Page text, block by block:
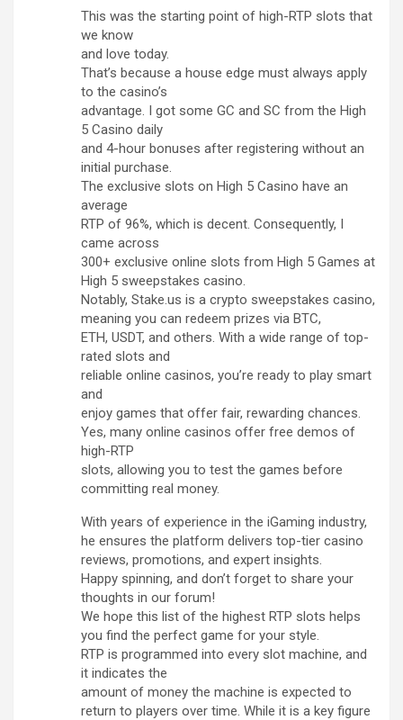
This was the starting point of high-RTP slots that
we know
and love today.
That’s because a house edge must always apply
to the casino’s
advantage. I got some GC and SC from the High
5 Casino daily
and 4-hour bonuses after registering without an
initial purchase.
The exclusive slots on High 5 Casino have an
average
RTP of 96%, which is decent. Consequently, I
came across
300+ exclusive online slots from High 5 Games at
High 5 sweepstakes casino.
Notably, Stake.us is a crypto sweepstakes casino,
meaning you can redeem prizes via BTC,
ETH, USDT, and others. With a wide range of top-
rated slots and
reliable online casinos, you’re ready to play smart
and
enjoy games that offer fair, rewarding chances.
Yes, many online casinos offer free demos of
high-RTP
slots, allowing you to test the games before
committing real money.
With years of experience in the iGaming industry,
he ensures the platform delivers top-tier casino
reviews, promotions, and expert insights.
Happy spinning, and don’t forget to share your
thoughts in our forum!
We hope this list of the highest RTP slots helps
you find the perfect game for your style.
RTP is programmed into every slot machine, and
it indicates the
amount of money the machine is expected to
return to players over time. While it is a key figure